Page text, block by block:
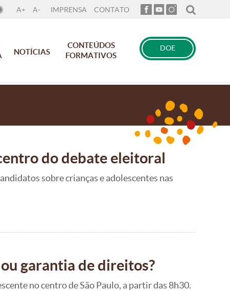
A+ A- IMPRENSA CONTATO
DOE
NOTÍCIAS
CONTEÚDOS
FORMATIVOS
do debate eleitoral
sobre crianças e adolescentes nas
garantia de direitos?
no centro de São Paulo, a partir das 8h30.